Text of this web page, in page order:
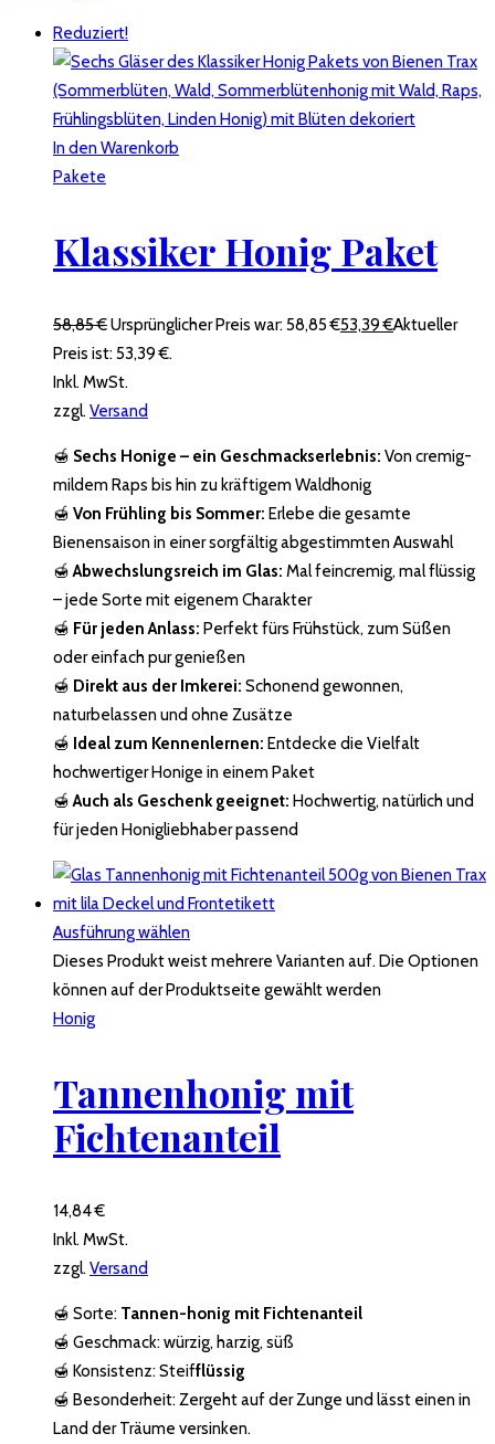
Reduziert!
In den Warenkorb
Pakete
Klassiker Honig Paket
58,85€Ursprünglicher Preis war: 58,85 €53,39€Aktueller
Preis ist: 53,39 €.
Inkl. MwSt.
zzgl.Versand
🍯 Sechs Honige – ein Geschmackserlebnis: Von cremig-
mildem Raps bis hin zu kräftigem Waldhonig
🍯 Von Frühling bis Sommer: Erlebe die gesamte
Bienensaison in einer sorgfältig abgestimmten Auswahl
🍯Abwechslungsreich im Glas: Mal feincremig, mal flüssig
– jede Sorte mit eigenem Charakter
🍯 Für jeden Anlass: Perfekt fürs Frühstück, zum Süßen
oder einfach pur genießen
🍯 Direkt aus der Imkerei: Schonend gewonnen,
naturbelassen und ohne Zusätze
🍯 Ideal zum Kennenlernen: Entdecke die Vielfalt
hochwertiger Honige in einem Paket
🍯Auch als Geschenk geeignet: Hochwertig, natürlich und
für jeden Honigliebhaber passend
Ausführung wählen
Dieses Produkt weist mehrere Varianten auf. Die Optionen
können auf der Produktseite gewählt werden
Honig
Tannenhonig mit
Fichtenanteil
14,84€
Inkl. MwSt.
zzgl.Versand
🍯 Sorte: Tannen-honig mit Fichtenanteil
🍯 Geschmack: würzig, harzig, süß
🍯 Konsistenz:Steifflüssig
🍯 Besonderheit: Zergeht auf der Zunge und lässt einen in
Land der Träume versinken.